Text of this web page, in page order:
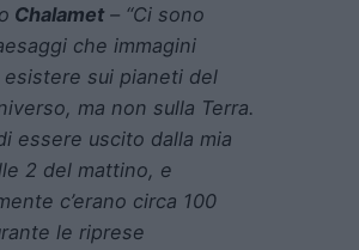
Chalamet – “Ci sono
che immagini
esistere sui pianeti del
ma non sulla Terra.
essere uscito dalla mia
2 del mattino, e
c’erano circa 100
le riprese